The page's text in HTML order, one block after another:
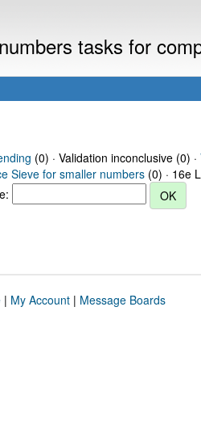
tasks for
(0) · Validation inconclusive (0) ·
Sieve for smaller numbers (0) · 16e
| My Account| Message Boards